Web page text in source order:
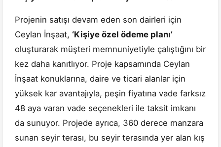
Projenin satışı devam eden son dairleri için
Ceylan İnşaat, ‘Kişiye özel ödeme planı’
oluşturarak müşteri memnuniyetiyle çalıştığını bir
kez daha kanıtlıyor. Proje kapsamında Ceylan
İnşaat konuklarına, daire ve ticari alanlar için
yüksek kar avantajıyla, peşin fiyatına vade farksız
48 aya varan vade seçenekleri ile taksit imkanı
da sunuyor. Projede ayrıca, 360 derece manzara
sunan seyir terası, bu seyir terasında yer alan kış